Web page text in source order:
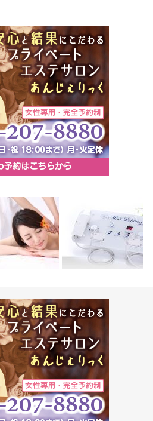
額改定に伴う料金改定の肌年齢を巻き戻し！ ポレ
ョンフェイ…